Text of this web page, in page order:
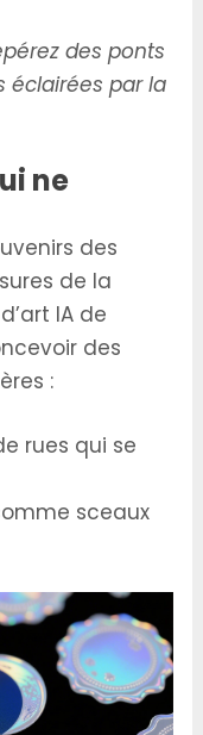
des ponts
éclairées par la
ne
des
de la
IA de
des
:
rues qui se
sceaux